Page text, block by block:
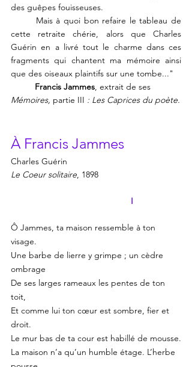
des guêpes fouisseuses.
cette retraite chérie, alors que Charles
Guérin en a livré tout le charme dans ces
fragments qui chantent ma mémoire ainsi
que des oiseaux plaintifs sur une tombe..."
Francis Jammes, extrait de ses
Mémoires, partie III : Les Caprices du poète.
À Francis Jammes
Charles Guérin
Le Coeur solitaire, 1898
I
Ô Jammes, ta maison ressemble à ton
visage.
Une barbe de lierre y grimpe ; un cèdre
ombrage
De ses larges rameaux les pentes de ton
toit,
Et comme lui ton cœur est sombre, fier et
droit.
Le mur bas de ta cour est habillé de mousse.
La maison n’a qu’un humble étage. L’herbe